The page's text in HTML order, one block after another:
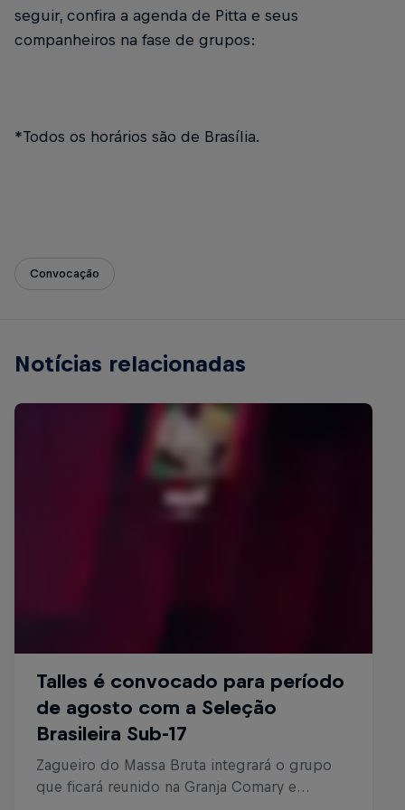
seguir, confira a agenda de Pitta e seus
companheiros na fase de grupos:
*Todos os horários são de Brasília.
Convocação
Notícias relacionadas